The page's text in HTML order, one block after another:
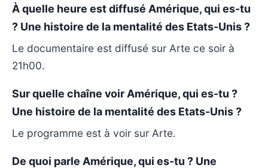
À quelle heure est diffusé Amérique, qui es-tu
? Une histoire de la mentalité des Etats-Unis ?
Le documentaire est diffusé sur Arte ce soir à
21h00.
Sur quelle chaîne voir Amérique, qui es-tu ?
Une histoire de la mentalité des Etats-Unis ?
Le programme est à voir sur Arte.
De quoi parle Amérique, qui es-tu ? Une